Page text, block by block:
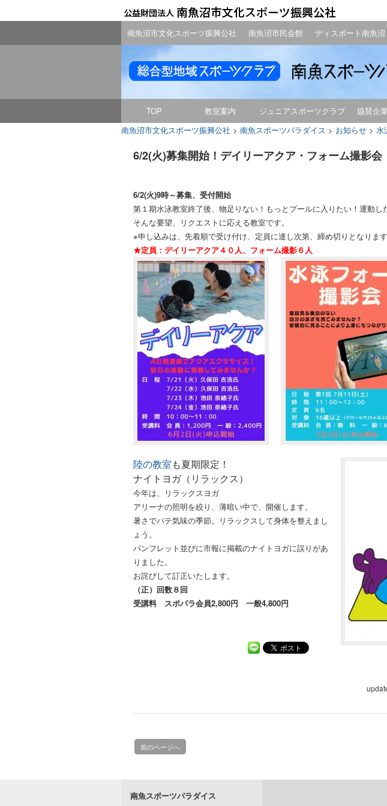
南魚沼市文化スポーツ振興公社 南魚沼市民会館 ディスポート南魚沼
TOP 教室案内 ジュニアスポーツクラブ 協賛企
南魚沼市文化スポーツ振興公社 > 南魚スポーツパラダイス > お知らせ > 水
6/2(火)募集開始！デイリーアクア・フォーム撮影会
6/2(火)9時～募集、受付開始
第１期水泳教室終了後、物足りない！もっとプールに入りたい！運動し
そんな要望、リクエストに応える教室です。
※申し込みは、先着順で受け付け、定員に達し次第、締め切りとなりま
★定員：デイリーアクア４０人、フォーム撮影６人
陸の教室も夏期限定！
ナイトヨガ（リラックス）
今年は、リラックスヨガ
アリーナの照明を絞り、薄暗い中で、開催します。
暑さでバテ気味の季節。リラックスして身体を整えまし
ょう。
パンフレット並びに市報に掲載のナイトヨガに誤りがあ
りました。
お詫びして訂正いたします。
（正）回数８回
受講料 スポパラ会員2,800円 一般4,800円
前のページへ
南魚スポーツパラダイス